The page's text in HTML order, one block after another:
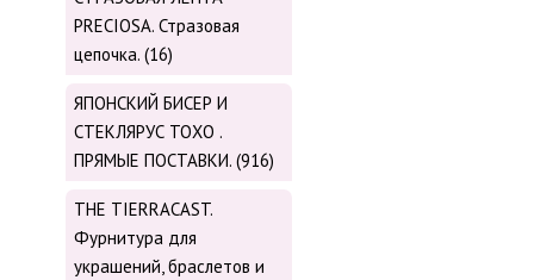
PRECIOSA. Стразовая
цепочка. (16)
ЯПОНСКИЙ БИСЕР И
СТЕКЛЯРУС TOХО .
ПРЯМЫЕ ПОСТАВКИ. (916)
THE TIERRACAST.
Фурнитура для
украшений, браслетов и